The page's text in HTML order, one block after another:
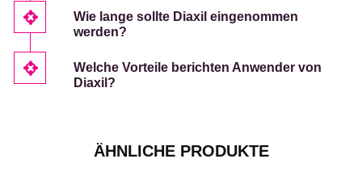
Wie lange sollte Diaxil eingenommen
werden?
Welche Vorteile berichten Anwender von
Diaxil?
ÄHNLICHE PRODUKTE